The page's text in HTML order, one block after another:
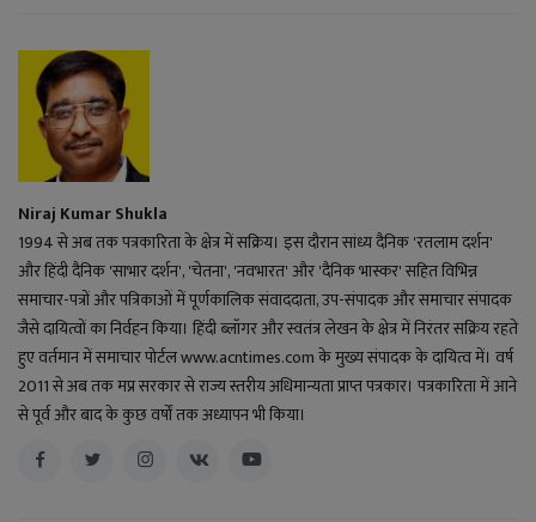
Niraj Kumar Shukla
1994 से अब तक पत्रकारिता के क्षेत्र में सक्रिय। इस दौरान सांध्य दैनिक 'रतलाम दर्शन'
और हिंदी दैनिक 'साभार दर्शन', 'चेतना', 'नवभारत' और 'दैनिक भास्कर' सहित विभिन्न
समाचार-पत्रों और पत्रिकाओं में पूर्णकालिक संवाददाता, उप-संपादक और समाचार संपादक
जैसे दायित्वों का निर्वहन किया। हिंदी ब्लॉगर और स्वतंत्र लेखन के क्षेत्र में निरंतर सक्रिय रहते
हुए वर्तमान में समाचार पोर्टल www.acntimes.com के मुख्य संपादक के दायित्व में। वर्ष
2011 से अब तक मप्र सरकार से राज्य स्तरीय अधिमान्यता प्राप्त पत्रकार। पत्रकारिता में आने
से पूर्व और बाद के कुछ वर्षों तक अध्यापन भी किया।